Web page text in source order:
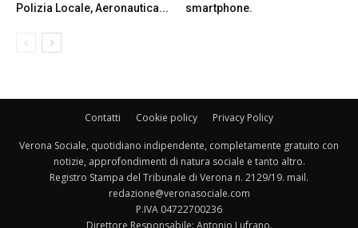
Polizia Locale, Aeronautica...
smartphone.
Contatti Cookie policy Privacy Policy
Verona Sociale, quotidiano indipendente, completamente gratuito con
notizie, approfondimenti di natura sociale e tanto altro.
Registro Stampa del Tribunale di Verona n. 2129/19. mail.
redazione@veronasociale.com
P.IVA 04722700236
Direttore Responsabile: Antonio Lufrano.